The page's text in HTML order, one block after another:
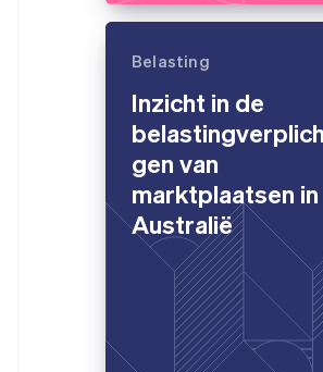
Belasting
Inzicht in de
gen van
marktplaatsen in
Australië